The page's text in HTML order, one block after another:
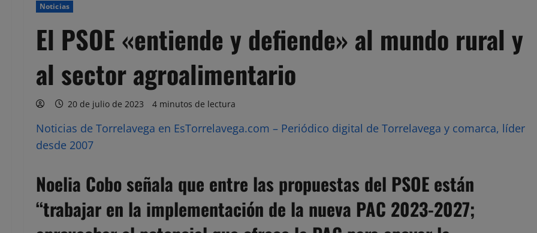
Noticias
El PSOE «entiende y defiende» al mundo rural y
al sector agroalimentario
20 de julio de 2023 4 minutos de lectura
Noticias de Torrelavega en EsTorrelavega.com – Periódico digital de Torrelavega y comarca, líder
desde 2007
Noelia Cobo señala que entre las propuestas del PSOE están
“trabajar en la implementación de la nueva PAC 2023-2027;